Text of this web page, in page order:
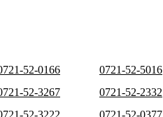
52-0166
0721-52-5016
52-3267
0721-52-2332
52-3222
0721-52-0377